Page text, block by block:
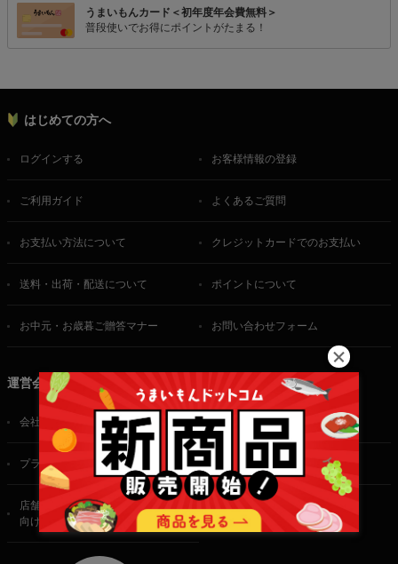
うまいもんカード＜初年度年会費無料＞
普段使いでお得にポイントがたまる！
はじめての方へ
ログインする お客様情報の登録
ご利用ガイド よくあるご質問
お支払い方法について クレジットカードでのお支払い
送料・出荷・配送について ポイントについて
お中元・お歳暮ご贈答マナー お問い合わせフォーム
運営会社
会社概要 ご利用規約
プライバシーポリシー 特定商取引法に基づく表記
店舗・法人・生産者様
向けのお問い合わせ